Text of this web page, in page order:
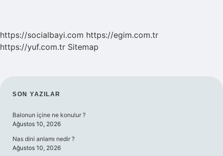
https://socialbayi.com https://egim.com.tr
https://yuf.com.tr Sitemap
SIDEBAR
SON YAZILAR
Balonun içine ne konulur ?
Ağustos 10, 2026
Nas dini anlamı nedir ?
Ağustos 10, 2026